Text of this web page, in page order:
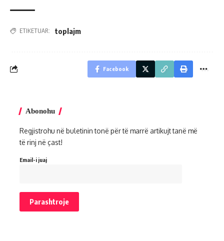
ETIKETUAR: toplajm
Facebook
Abonohu
Regjistrohu në buletinin tonë për të marrë artikujt tanë më
të rinj në çast!
Email-i juaj